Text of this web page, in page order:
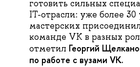
готовить сильных
IT-отрасли: уже более 30
мастерских
команде VK в разных
отметил Георгий
по работе с вузами VK.